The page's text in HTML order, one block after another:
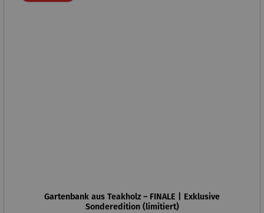
Gartenbank aus Teakholz – FINALE | Exklusive
Sonderedition (limitiert)